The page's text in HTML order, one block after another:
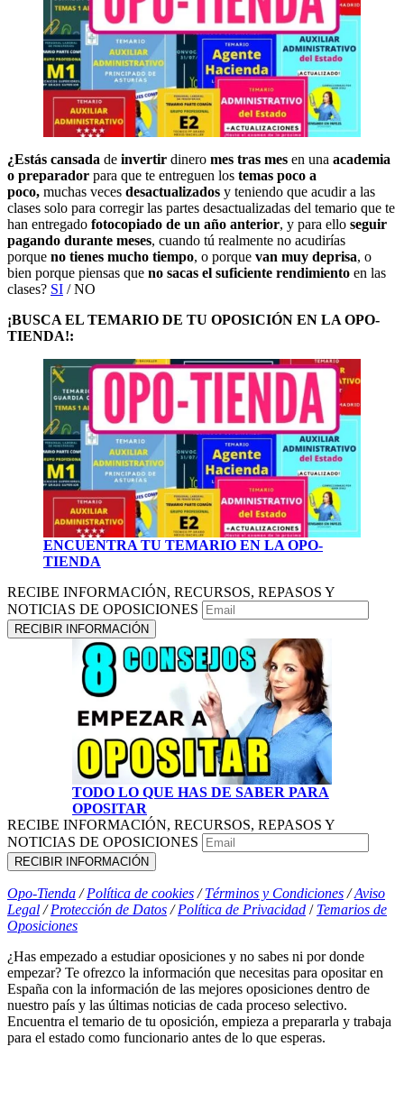
¿Estás cansada de invertir dinero mes tras mes en una academia
o preparador para que te entreguen los temas poco a
poco, muchas veces desactualizados y teniendo que acudir a las
clases solo para corregir las partes desactualizadas del temario que te
han entregado fotocopiado de un año anterior, y para ello seguir
pagando durante meses, cuando tú realmente no acudirías
porque no tienes mucho tiempo, o porque van muy deprisa, o
bien porque piensas que no sacas el suficiente rendimiento en las
clases? SI / NO
¡BUSCA EL TEMARIO DE TU OPOSICIÓN EN LA OPO-
TIENDA!:
ENCUENTRA TU TEMARIO EN LA OPO-
TIENDA
RECIBE INFORMACIÓN, RECURSOS, REPASOS Y
NOTICIAS DE OPOSICIONES
TODO LO QUE HAS DE SABER PARA
OPOSITAR
RECIBE INFORMACIÓN, RECURSOS, REPASOS Y
NOTICIAS DE OPOSICIONES
Opo-Tienda /Política de cookies /Términos y Condiciones /Aviso
Legal /Protección de Datos /Política de Privacidad / Temarios de
Oposiciones
¿Has empezado a estudiar oposiciones y no sabes ni por donde
empezar? Te ofrezco la información que necesitas para opositar en
España con la información de las mejores oposiciones dentro de
nuestro país y las últimas noticias de cada proceso selectivo.
Encuentra el temario de tu oposición, empieza a prepararla y trabaja
para el estado como funcionario antes de lo que esperas.